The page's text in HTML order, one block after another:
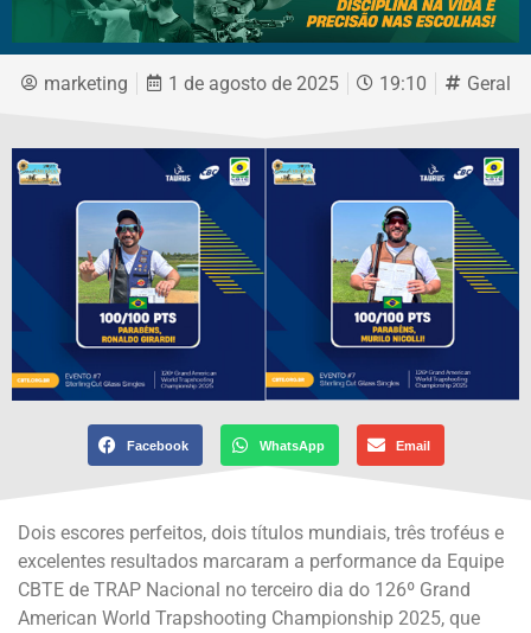
marketing 1 de agosto de 2025 19:10 Geral
Facebook WhatsApp Email
Dois escores perfeitos, dois títulos mundiais, três troféus e
excelentes resultados marcaram a performance da Equipe
CBTE de TRAP Nacional no terceiro dia do 126º Grand
American World Trapshooting Championship 2025, que